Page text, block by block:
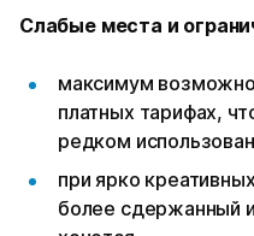
Слабые места и
максимум
платных тарифах,
редком
при ярко
более сдержанный